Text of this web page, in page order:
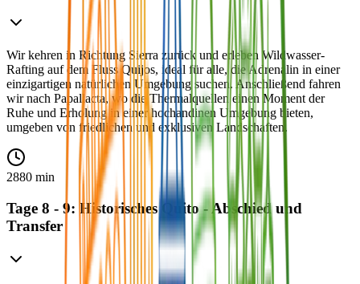
Wir kehren in Richtung Sierra zurück und erleben Wildwasser-
Rafting auf dem Fluss Quijos, ideal für alle, die Adrenalin in einer
einzigartigen natürlichen Umgebung suchen. Anschließend fahren
wir nach Papallacta, wo die Thermalquellen einen Moment der
Ruhe und Erholung in einer hochandinen Umgebung bieten,
umgeben von friedlichen und exklusiven Landschaften.
2880 min
Tage 8 - 9: Historisches Quito - Abschied und
Transfer